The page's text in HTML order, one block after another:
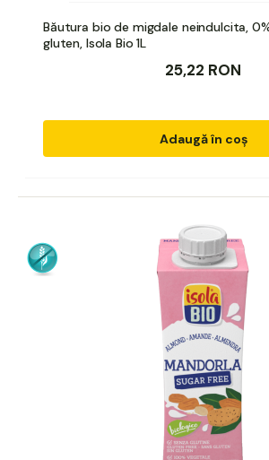
Băutura bio de migdale neindulcita,
gluten, Isola Bio 1L
25,22 RON
Adaugă în coș